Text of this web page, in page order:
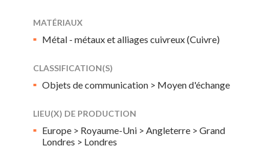
MATÉRIAUX
Métal - métaux et alliages cuivreux (Cuivre)
CLASSIFICATION(S)
Objets de communication > Moyen d'échange
LIEU(X) DE PRODUCTION
Europe > Royaume-Uni > Angleterre > Grand
Londres > Londres